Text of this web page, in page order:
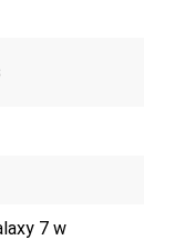
7 w